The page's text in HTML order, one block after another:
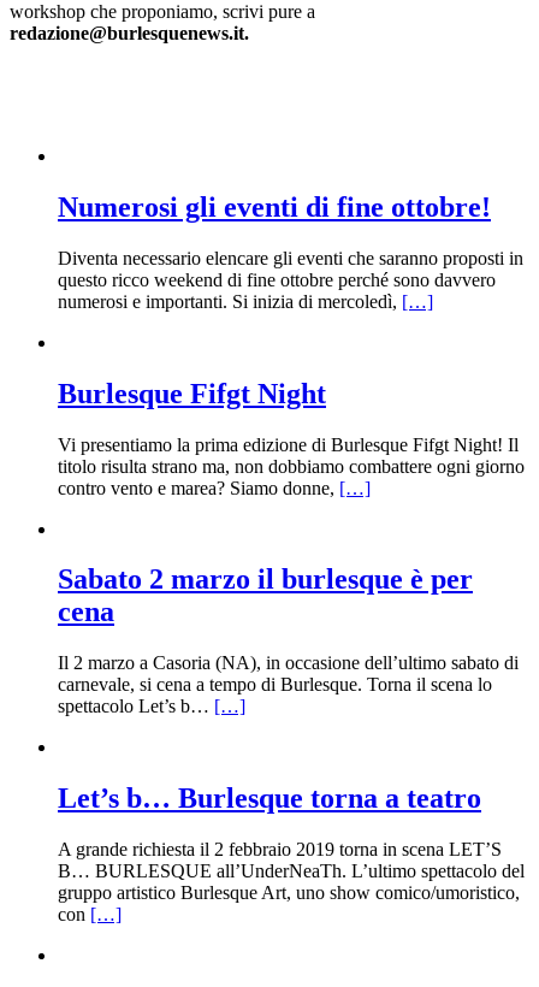
workshop che proponiamo, scrivi pure a
redazione@burlesquenews.it.
Numerosi gli eventi di fine ottobre!
Diventa necessario elencare gli eventi che saranno proposti in
questo ricco weekend di fine ottobre perché sono davvero
numerosi e importanti. Si inizia di mercoledì, […]
Burlesque Fifgt Night
Vi presentiamo la prima edizione di Burlesque Fifgt Night! Il
titolo risulta strano ma, non dobbiamo combattere ogni giorno
contro vento e marea? Siamo donne, […]
Sabato 2 marzo il burlesque è per
cena
Il 2 marzo a Casoria (NA), in occasione dell’ultimo sabato di
carnevale, si cena a tempo di Burlesque. Torna il scena lo
spettacolo Let’s b… […]
Let’s b… Burlesque torna a teatro
A grande richiesta il 2 febbraio 2019 torna in scena LET’S
B… BURLESQUE all’UnderNeaTh. L’ultimo spettacolo del
gruppo artistico Burlesque Art, uno show comico/umoristico,
con […]